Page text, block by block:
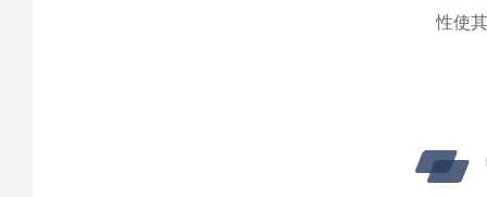
性使